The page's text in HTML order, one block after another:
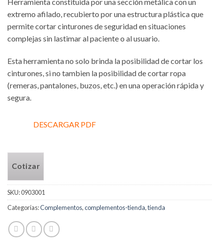
extremo afilado, recubierto por una estructura plástica que
permite cortar cinturones de seguridad en situaciones
complejas sin lastimar al paciente o al usuario.
Esta herramienta no solo brinda la posibilidad de cortar los
cinturones, si no tambien la posibilidad de cortar ropa
(remeras, pantalones, buzos, etc.) en una operación rápida y
segura.
DESCARGAR PDF
Cotizar
SKU:0903001
Categorías:Complementos,complementos-tienda,tienda